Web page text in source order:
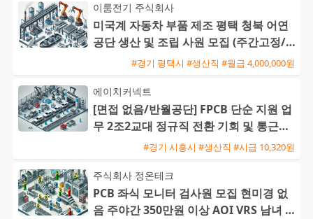
이룸전기 주식회사
미국계 자동차 부품 제조 평택 청북 어연
공단 생산 및 조립 사원 모집 (주간고정/2
#경기 평택시 #생산직 #월급 4,000,000원
에이치커넥트
[면접 없음/반월공단] FPCB 단순 지원 업
무 2조2교대 정규직 전환 기회 및 통근버
#경기 시흥시 #생산직 #시급 10,320원
주식회사 정온테크
PCB 좌식 모니터 검사원 모집 현미경 없
음 주야간 350만원 이상 AOI VRS 남녀 모